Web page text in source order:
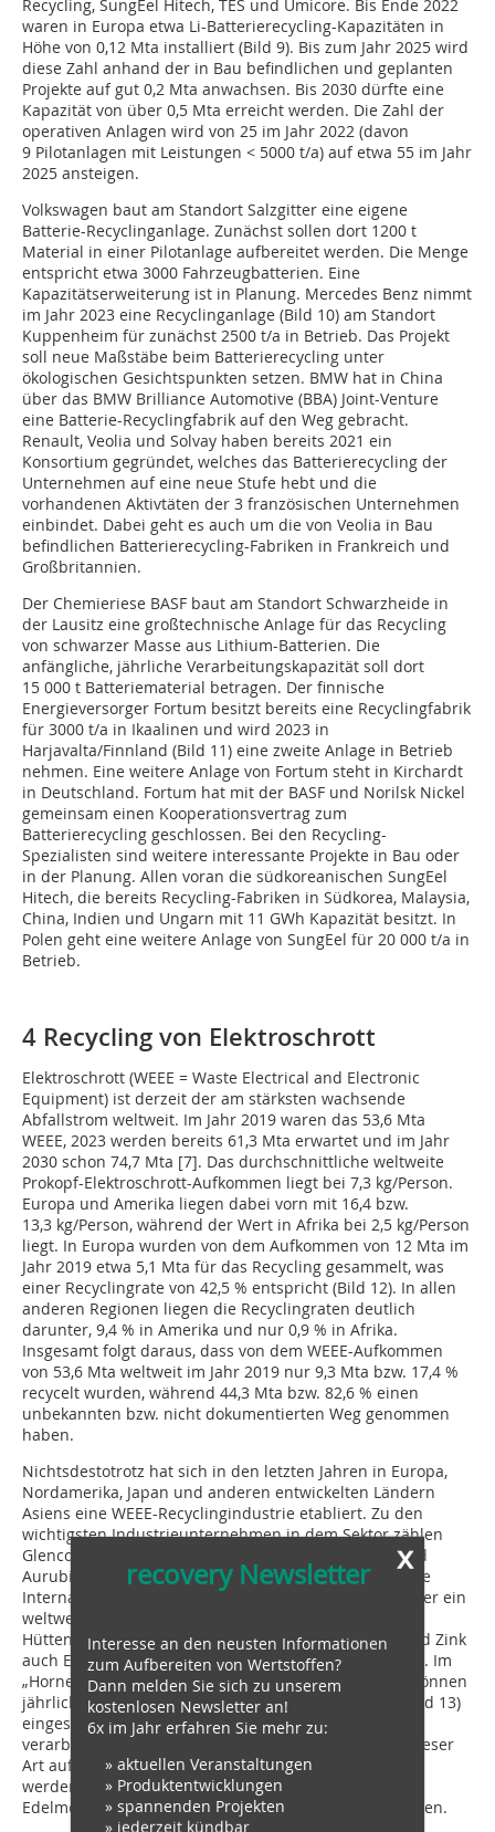
Recycling, SungEel Hitech, TES und Umicore. Bis Ende 2022
waren in Europa etwa Li-Batterierecycling-Kapazitäten in
Höhe von 0,12 Mta installiert (Bild 9). Bis zum Jahr 2025 wird
diese Zahl anhand der in Bau befindlichen und geplanten
Projekte auf gut 0,2 Mta anwachsen. Bis 2030 dürfte eine
Kapazität von über 0,5 Mta erreicht werden. Die Zahl der
operativen Anlagen wird von 25 im Jahr 2022 (davon
9 Pilotanlagen mit Leistungen < 5000 t/a) auf etwa 55 im Jahr
2025 ansteigen.
Volkswagen baut am Standort Salzgitter eine eigene
Batterie-Recyclinganlage. Zunächst sollen dort 1200 t
Material in einer Pilotanlage aufbereitet werden. Die Menge
entspricht etwa 3000 Fahrzeugbatterien. Eine
Kapazitätserweiterung ist in Planung. Mercedes Benz nimmt
im Jahr 2023 eine Recyclinganlage (Bild 10) am Standort
Kuppenheim für zunächst 2500 t/a in Betrieb. Das Projekt
soll neue Maßstäbe beim Batterierecycling unter
ökologischen Gesichtspunkten setzen. BMW hat in China
über das BMW Brilliance Automotive (BBA) Joint-Venture
eine Batterie-Recyclingfabrik auf den Weg gebracht.
Renault, Veolia und Solvay haben bereits 2021 ein
Konsortium gegründet, welches das Batterierecycling der
Unternehmen auf eine neue Stufe hebt und die
vorhandenen Aktivtäten der 3 französischen Unternehmen
einbindet. Dabei geht es auch um die von Veolia in Bau
befindlichen Batterierecycling-Fabriken in Frankreich und
Großbritannien.
Der Chemieriese BASF baut am Standort Schwarzheide in
der Lausitz eine großtechnische Anlage für das Recycling
von schwarzer Masse aus Lithium-Batterien. Die
anfängliche, jährliche Verarbeitungskapazität soll dort
15 000 t Batteriematerial betragen. Der finnische
Energieversorger Fortum besitzt bereits eine Recyclingfabrik
für 3000 t/a in Ikaalinen und wird 2023 in
Harjavalta/Finnland (Bild 11) eine zweite Anlage in Betrieb
nehmen. Eine weitere Anlage von Fortum steht in Kirchardt
in Deutschland. Fortum hat mit der BASF und Norilsk Nickel
gemeinsam einen Kooperationsvertrag zum
Batterierecycling geschlossen. Bei den Recycling-
Spezialisten sind weitere interessante Projekte in Bau oder
in der Planung. Allen voran die südkoreanischen SungEel
Hitech, die bereits Recycling-Fabriken in Südkorea, Malaysia,
China, Indien und Ungarn mit 11 GWh Kapazität besitzt. In
Polen geht eine weitere Anlage von SungEel für 20 000 t/a in
Betrieb.
4 Recycling von Elektroschrott
Elektroschrott (WEEE = Waste Electrical and Electronic
Equipment) ist derzeit der am stärksten wachsende
Abfallstrom weltweit. Im Jahr 2019 waren das 53,6 Mta
WEEE, 2023 werden bereits 61,3 Mta erwartet und im Jahr
2030 schon 74,7 Mta [7]. Das durchschnittliche weltweite
Prokopf-Elektroschrott-Aufkommen liegt bei 7,3 kg/Person.
Europa und Amerika liegen dabei vorn mit 16,4 bzw.
13,3 kg/Person, während der Wert in Afrika bei 2,5 kg/Person
liegt. In Europa wurden von dem Aufkommen von 12 Mta im
Jahr 2019 etwa 5,1 Mta für das Recycling gesammelt, was
einer Recyclingrate von 42,5 % entspricht (Bild 12). In allen
anderen Regionen liegen die Recyclingraten deutlich
darunter, 9,4 % in Amerika und nur 0,9 % in Afrika.
Insgesamt folgt daraus, dass von dem WEEE-Aufkommen
von 53,6 Mta weltweit im Jahr 2019 nur 9,3 Mta bzw. 17,4 %
recycelt wurden, während 44,3 Mta bzw. 82,6 % einen
unbekannten bzw. nicht dokumentierten Weg genommen
haben.
Nichtsdestotrotz hat sich in den letzten Jahren in Europa,
Nordamerika, Japan und anderen entwickelten Ländern
Asiens eine WEEE-Recyclingindustrie etabliert. Zu den
wichtigsten Industrieunternehmen in dem Sektor zählen
Glencore, Mitsubishi Materials Corporation (MMC) und
Aurubis, die allesamt Hüttenwerke betreiben. Glencore
International mit Firmensitz in der Schweiz verfügt über ein
weltweites Netzwerk von Recyclingeinrichtungen und
Hüttenwerken, in denen neben Kupfer, Nickel, Blei und Zink
auch Elektroschrott und Batteriematerial recycelt wird. Im
„Horne-Smelter“ in der Nähe von Québec in Kanada können
jährlich bis zu 0,84 Mta Kupfer- und Elektroschrott (Bild 13)
eingeschmolzen und zu 99,1 % reinem Anodenkupfer
verarbeitet werden. Dies ist die wohl größte Anlage dieser
Art auf der Welt. Neben den obengenannten Metallen
werden von Glencore aus dem Elektroschrott auch die
Edelmetalle Gold, Silber, Platin und Palladium gewonnen.
x
recovery Newsletter
Interesse an den neusten Informationen
zum Aufbereiten von Wertstoffen?
Dann melden Sie sich zu unserem
kostenlosen Newsletter an!
6x im Jahr erfahren Sie mehr zu:
» aktuellen Veranstaltungen
» Produktentwicklungen
» spannenden Projekten
» jederzeit kündbar